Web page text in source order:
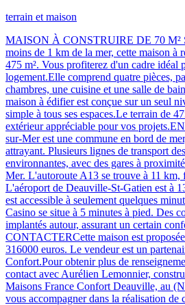
terrain et maison
MAISON À CONSTRUIRE DE 70 M²
moins de 1 km de la mer, cette maison à
475 m². Vous profiterez d'un cadre idéal
logement.Elle comprend quatre pièces,
chambres, une cuisine et une salle de
maison à édifier est conçue sur un seul
simple à tous ses espaces.Le terrain de
extérieur appréciable pour vos
sur-Mer est une commune en bord de
attrayant. Plusieurs lignes de transport
environnantes, avec des gares à
Mer. L'autoroute A13 se trouve à 11 km,
L'aéroport de Deauville-St-Gatien est à
est accessible à seulement quelques
Casino se situe à 5 minutes à pied. Des
implantés autour, assurant un certain
CONTACTERCette maison est
316000 euros. Le vendeur est un
Confort.Pour obtenir plus de
contact avec Aurélien Lemonnier,
Maisons France Confort Deauville, au
vous accompagner dans la réalisation de